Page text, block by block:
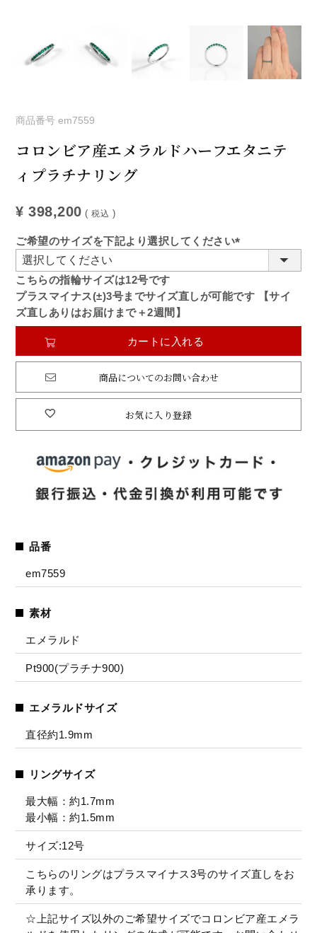
商品番号 em7559
コロンビア産エメラルドハーフエタニテ
ィプラチナリング
¥ 398,200 税込
ご希望のサイズを下記より選択してください
須)
こちらの指輪サイズは12号です
プラスマイナス(±)3号までサイズ直しが可能です 【サイ
ズ直しありはお届けまで＋2週間】
お気に入り登録
カートに入れる
商品についてのお問い合わせ
品番
em7559
素材
エメラルド
Pt900(プラチナ900)
エメラルドサイズ
直径約1.9mm
リングサイズ
最大幅：約1.7mm
最小幅：約1.5mm
サイズ:12号
こちらのリングはプラスマイナス3号のサイズ直しをお
承ります。
☆上記サイズ以外のご希望サイズでコロンビア産エメラ